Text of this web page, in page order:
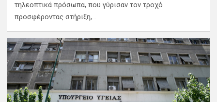
τηλεοπτικά πρόσωπα, που γύρισαν τον τροχό
προσφέροντας στήριξη,…